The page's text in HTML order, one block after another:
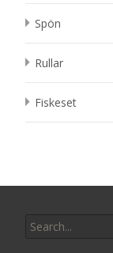
Spön
Rullar
Fiskeset
for: